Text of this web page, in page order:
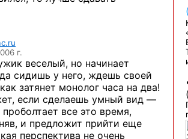
г.
веселый, но начинает
сидишь у него, ждешь своей
затянет монолог часа на два!
если сделаешь умный вид —
проболтает все это время,
и предложит прийти еще
перспектива не очень